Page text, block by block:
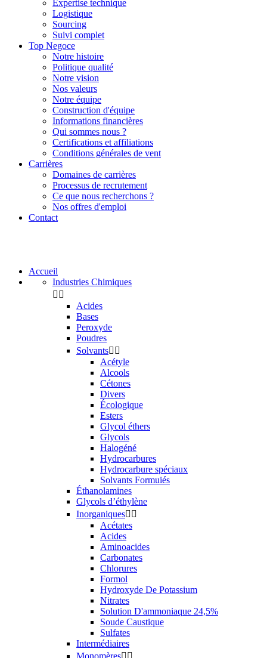
Expertise technique
Logistique
Sourcing
Suivi complet
Top Negoce
Notre histoire
Politique qualité
Notre vision
Nos valeurs
Notre équipe
Construction d'équipe
Informations financières
Qui sommes nous ?
Certifications et affiliations
Conditions générales de vent
Carrières
Domaines de carrières
Processus de recrutement
Ce que nous recherchons ?
Nos offres d'emploi
Contact
Accueil
Industries Chimiques
 
Acides
Bases
Peroxyde
Poudres
Solvants 
Acétyle
Alcools
Cétones
Divers
Écologique
Esters
Glycol éthers
Glycols
Halogéné
Hydrocarbures
Hydrocarbure spéciaux
Solvants Formuiés
Éthanolamines
Glycols d’éthylène
Inorganiques 
Acétates
Acides
Aminoacides
Carbonates
Chlorures
Formol
Hydroxyde De Potassium
Nitrates
Solution D'ammoniaque 24,5%
Soude Caustique
Sulfates
Intermédiaires
Monomères 